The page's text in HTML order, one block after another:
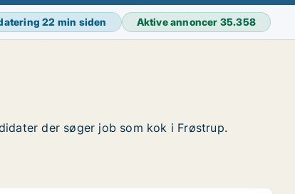
22 min siden Aktive annoncer 35.358
der søger job som kok i Frøstrup.